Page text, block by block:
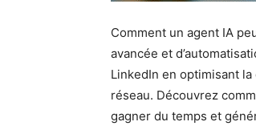
Comment un agent IA
avancée et
LinkedIn en optimisant
réseau. Découvrez
gagner du temps et